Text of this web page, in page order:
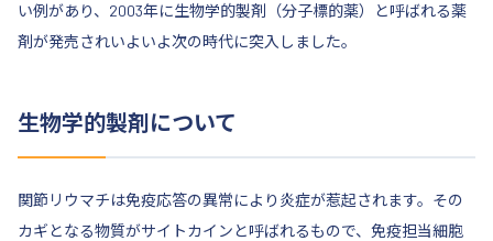
い例があり、2003年に生物学的製剤（分子標的薬）と呼ばれる薬
剤が発売されいよいよ次の時代に突入しました。
生物学的製剤について
関節リウマチは免疫応答の異常により炎症が惹起されます。その
カギとなる物質がサイトカインと呼ばれるもので、免疫担当細胞